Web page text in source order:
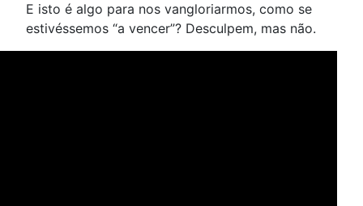
E isto é algo para nos vangloriarmos, como se
estivéssemos “a vencer”? Desculpem, mas não.